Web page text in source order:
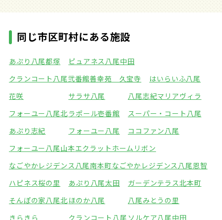
同じ市区町村にある施設
あぷり八尾都塚
ピュアネス八尾中田
クランコート八尾弐番館善幸苑 久宝寺
はいらいふ八尾
花咲
サラサ八尾
八尾志紀マリアヴィラ
フォーユー八尾北ラポール壱番館
スーパー・コート八尾
あぷり志紀
フォーユー八尾
ココファン八尾
フォーユー八尾山本エクラットホームリボン
なごやかレジデンス八尾南本町なごやかレジデンス八尾恩智
ハピネス桜の里
あぷり八尾太田
ガーデンテラス北本町
そんぽの家八尾北 ほのか八尾
八尾みとうの里
きらきら
クランコート八尾 ソルケア八尾中田